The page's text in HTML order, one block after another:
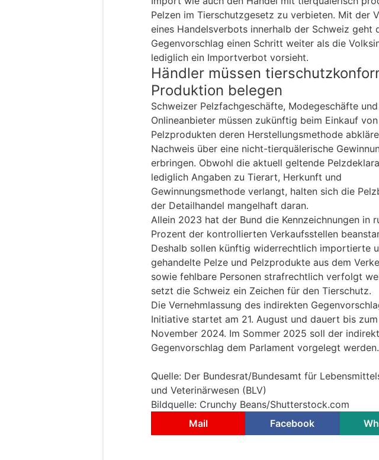
Pelzen im Tierschutzgesetz zu verbieten. Mit der
eines Handelsverbots innerhalb der Schweiz geht
Gegenvorschlag einen Schritt weiter als die
lediglich ein Importverbot vorsieht.
Händler müssen
Produktion belegen
Schweizer Pelzfachgeschäfte, Modegeschäfte und
Onlineanbieter müssen zukünftig beim Einkauf von
Pelzprodukten deren Herstellungsmethode
Nachweis über eine nicht-tierquälerische
erbringen. Obwohl die aktuell geltende
lediglich Angaben zu Tierart, Herkunft und
Gewinnungsmethode verlangt, halten sich die
der Detailhandel mangelhaft daran.
Allein 2023 hat der Bund die Kennzeichnungen in
Prozent der kontrollierten Verkaufsstellen
Deshalb sollen künftig widerrechtlich importierte
gehandelte Pelze und Pelzprodukte aus dem
sowie fehlbare Personen strafrechtlich verfolgt
setzt die Schweiz ein Zeichen für den Tierschutz.
Die Vernehmlassung des indirekten
Initiative startet am 21. August und dauert bis
November 2024. Im Sommer 2025 soll der
Gegenvorschlag dem Parlament vorgelegt werden.
Quelle: Der Bundesrat/Bundesamt für
und Veterinärwesen (BLV)
Bildquelle: Crunchy Beans/Shutterstock.com
Mail
Facebook